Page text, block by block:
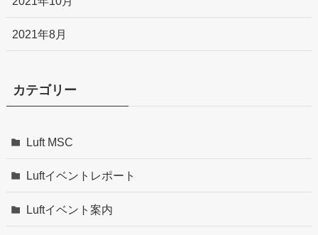
2021年8月
カテゴリー
Luft MSC
Luftイベントレポート
Luftイベント案内